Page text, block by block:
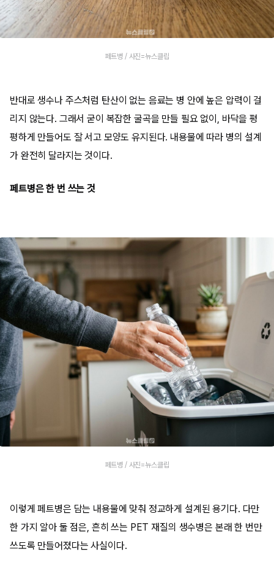
페트병 / 사진=뉴스클립
반대로 생수나 주스처럼 탄산이 없는 음료는 병 안에 높은 압력이 걸
리지 않는다. 그래서 굳이 복잡한 굴곡을 만들 필요 없이, 바닥을 평
평하게 만들어도 잘 서고 모양도 유지된다. 내용물에 따라 병의 설계
가 완전히 달라지는 것이다.
페트병은 한 번 쓰는 것
페트병 / 사진=뉴스클립
이렇게 페트병은 담는 내용물에 맞춰 정교하게 설계된 용기다. 다만
한 가지 알아 둘 점은, 흔히 쓰는 PET 재질의 생수병은 본래 한 번만
쓰도록 만들어졌다는 사실이다.